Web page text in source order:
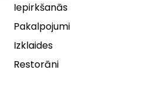
Iepirkšanās
Pakalpojumi
Izklaides
Restorāni